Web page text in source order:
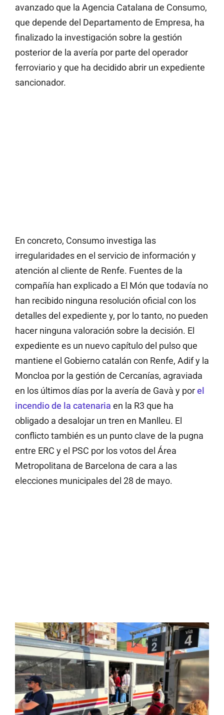
avanzado que la Agencia Catalana de Consumo,
que depende del Departamento de Empresa, ha
finalizado la investigación sobre la gestión
posterior de la avería por parte del operador
ferroviario y que ha decidido abrir un expediente
sancionador.
En concreto, Consumo investiga las
irregularidades en el servicio de información y
atención al cliente de Renfe. Fuentes de la
compañía han explicado a El Món que todavía no
han recibido ninguna resolución oficial con los
detalles del expediente y, por lo tanto, no pueden
hacer ninguna valoración sobre la decisión. El
expediente es un nuevo capítulo del pulso que
mantiene el Gobierno catalán con Renfe, Adif y la
Moncloa por la gestión de Cercanías, agraviada
en los últimos días por la avería de Gavà y porel
incendio de la catenaria en la R3 que ha
obligado a desalojar un tren en Manlleu. El
conflicto también es un punto clave de la pugna
entre ERC y el PSC por los votos del Área
Metropolitana de Barcelona de cara a las
elecciones municipales del 28 de mayo.